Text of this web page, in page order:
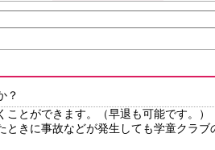
？
とができます。（早退も可能です。）
きに事故などが発生しても学童クラブ